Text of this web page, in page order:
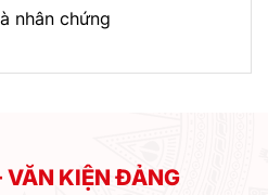
nhân chứng
VĂN KIỆN ĐẢNG